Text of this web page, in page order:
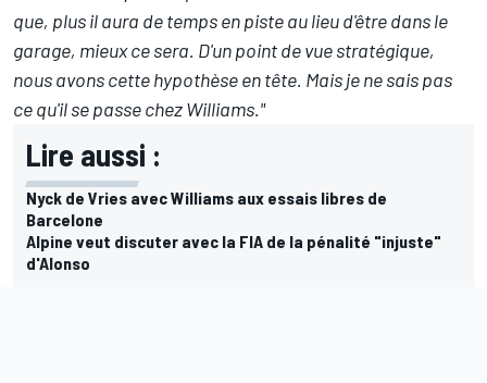
que, plus il aura de temps en piste au lieu d'être dans le
garage, mieux ce sera. D'un point de vue stratégique,
nous avons cette hypothèse en tête. Mais je ne sais pas
ce qu'il se passe chez Williams."
Lire aussi :
Nyck de Vries avec Williams aux essais libres de
Barcelone
Alpine veut discuter avec la FIA de la pénalité "injuste"
d'Alonso